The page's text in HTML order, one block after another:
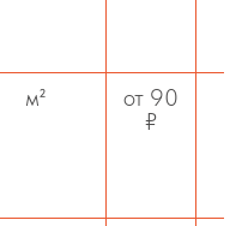
м²
от 90
₽